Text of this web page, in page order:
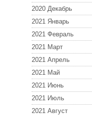
2020 Декабрь
2021 Январь
2021 Февраль
2021 Март
2021 Апрель
2021 Май
2021 Июнь
2021 Июль
2021 Август